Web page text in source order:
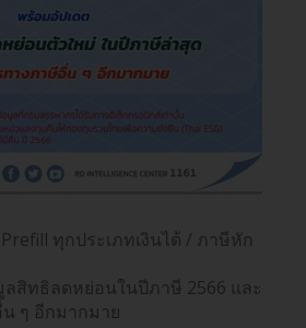
ทุกประเภทเงินได้ / ภาษีหัก
สิทธิลดหย่อนในปีภาษี 2566 และ
ๆ อีกมากมาย